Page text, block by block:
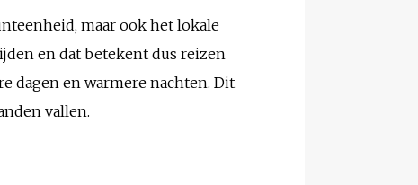
maar ook het lokale
en dat betekent dus reizen
dagen en warmere nachten. Dit
vallen.